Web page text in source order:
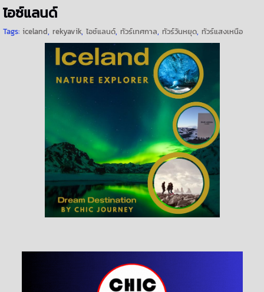
ไอซ์แลนด์
Tags: iceland, rekyavik, ไอซ์แลนด์, ทัวร์เทศกาล, ทัวร์วันหยุด, ทัวร์แสงเหนือ